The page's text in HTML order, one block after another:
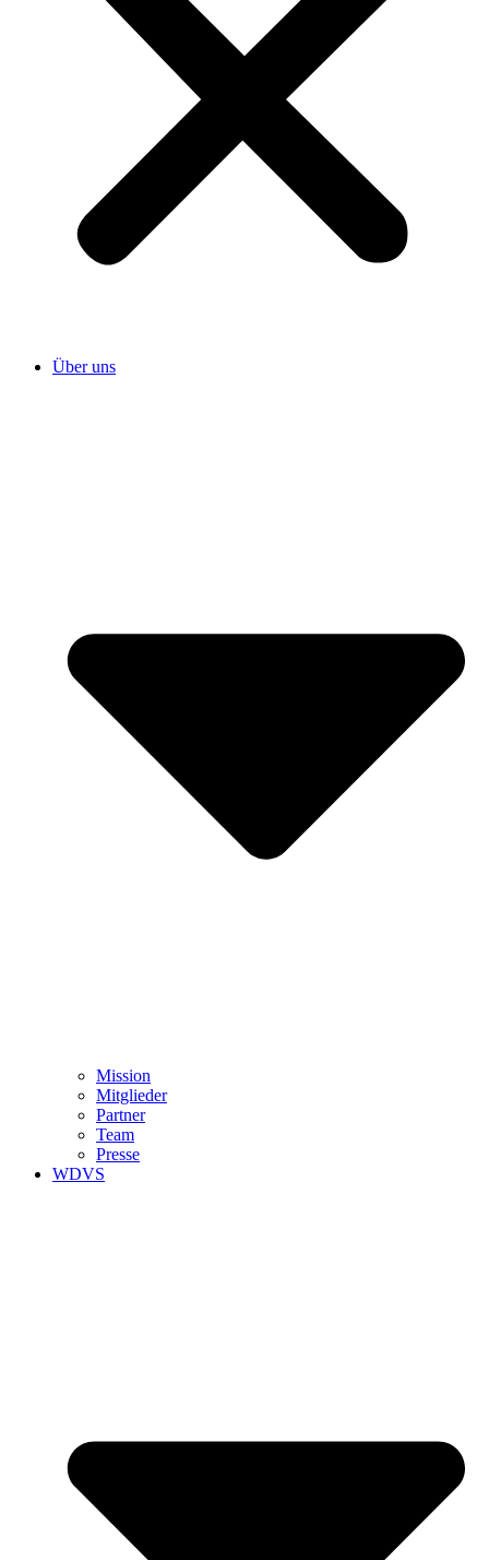
Über uns
Mission
Mitglieder
Partner
Team
Presse
WDVS